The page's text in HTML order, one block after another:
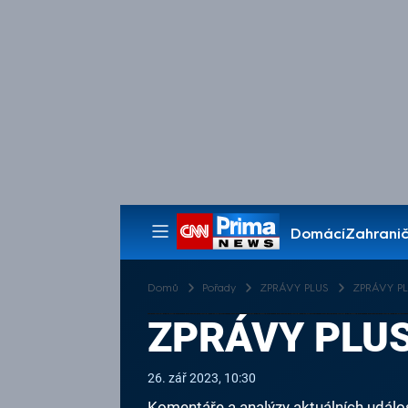
Domácí
Pořady
Domů Pořady ZPRÁVY PLUS ZPRÁVY
ZPRÁVY
26. zář 2023, 10:30